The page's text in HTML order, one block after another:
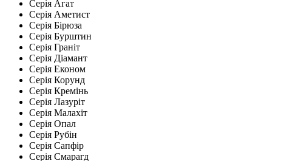
Серія Агат
Серія Аметист
Серія Бірюза
Серія Бурштин
Серія Граніт
Серія Діамант
Серія Економ
Серія Корунд
Серія Кремінь
Серія Лазуріт
Серія Малахіт
Серія Опал
Серія Рубін
Серія Сапфір
Серія Смарагд